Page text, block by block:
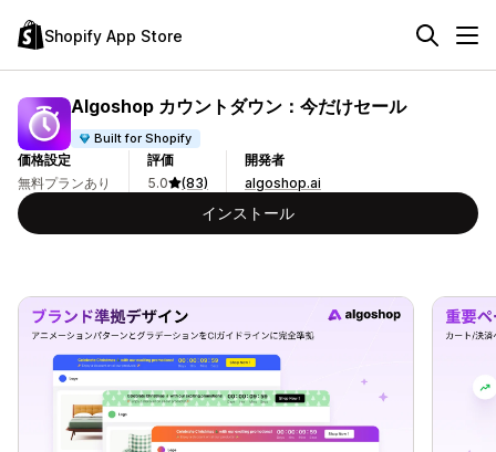
Shopify App Store
Algoshop カウントダウン：今だけセール
Built for Shopify
価格設定
無料プランあり
評価
5.0
(83)
開発者
algoshop.ai
インストール